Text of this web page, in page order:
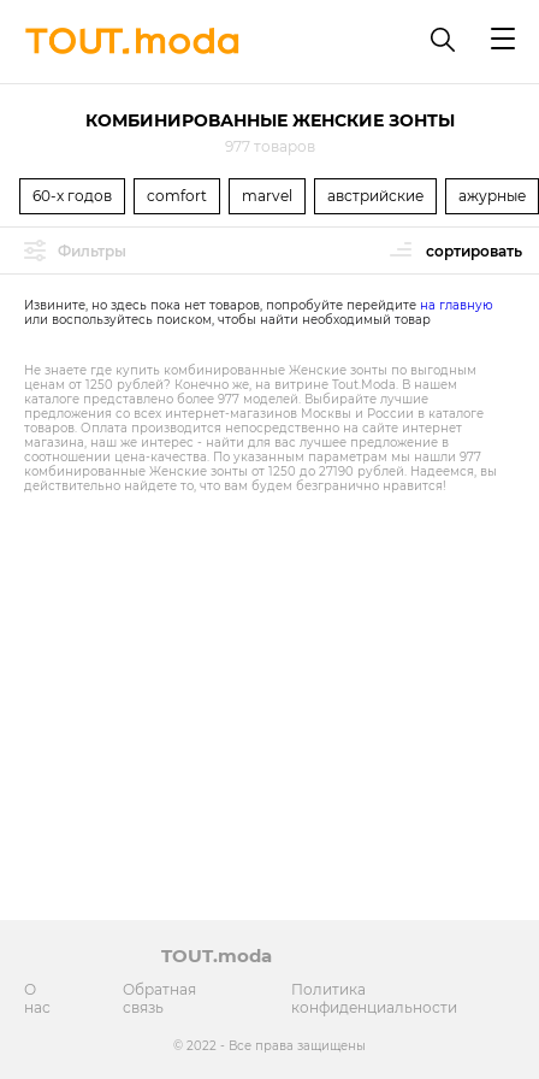
КОМБИНИРОВАННЫЕ ЖЕНСКИЕ ЗОНТЫ
977 товаров
60-х годов comfort marvel австрийские ажурные
Фильтры сортировать
Извините, но здесь пока нет товаров, попробуйте перейдите на главную
или воспользуйтесь поиском, чтобы найти необходимый товар
Не знаете где купить комбинированные Женские зонты по выгодным
ценам от 1250 рублей? Конечно же, на витрине Tout.Modа. В нашем
каталоге представлено более 977 моделей. Выбирайте лучшие
предложения со всех интернет-магазинов Москвы и России в каталоге
товаров. Оплата производится непосредственно на сайте интернет
магазина, наш же интерес - найти для вас лучшее предложение в
соотношении цена-качества. По указанным параметрам мы нашли 977
комбинированные Женские зонты от 1250 до 27190 рублей. Надеемся, вы
действительно найдете то, что вам будем безгранично нравится!
TOUT.moda
О
нас
Обратная
связь
Политика
конфиденциальности
© 2022 - Все права защищены